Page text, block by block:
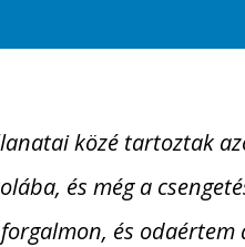
közé tartoztak
és még a
és odaértem